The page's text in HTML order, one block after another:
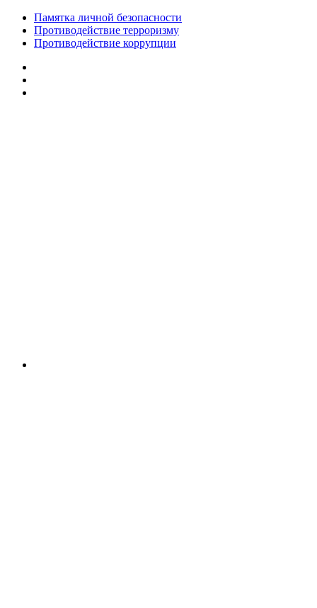
Памятка личной безопасности
Противодействие терроризму
Противодействие коррупции